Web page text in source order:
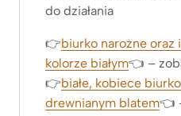
do działania
👉biurko narożne
kolorze białym👈 –
👉białe, kobiece
drewnianym blatem👈